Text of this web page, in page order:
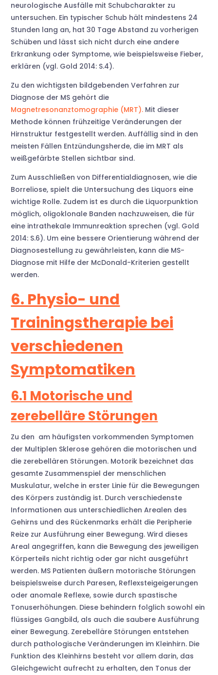
neurologische Ausfälle mit Schubcharakter zu
untersuchen. Ein typischer Schub hält mindestens 24
Stunden lang an, hat 30 Tage Abstand zu vorherigen
Schüben und lässt sich nicht durch eine andere
Erkrankung oder Symptome, wie beispielsweise Fieber,
erklären (vgl. Gold 2014: S.4).
Zu den wichtigsten bildgebenden Verfahren zur
Diagnose der MS gehört die
Magnetresonanztomographie (MRT). Mit dieser
Methode können frühzeitige Veränderungen der
Hirnstruktur festgestellt werden. Auffällig sind in den
meisten Fällen Entzündungsherde, die im MRT als
weißgefärbte Stellen sichtbar sind.
Zum Ausschließen von Differentialdiagnosen, wie die
Borreliose, spielt die Untersuchung des Liquors eine
wichtige Rolle. Zudem ist es durch die Liquorpunktion
möglich, oligoklonale Banden nachzuweisen, die für
eine intrathekale Immunreaktion sprechen (vgl. Gold
2014: S.6). Um eine bessere Orientierung während der
Diagnosestellung zu gewährleisten, kann die MS-
Diagnose mit Hilfe der McDonald-Kriterien gestellt
werden.
6. Physio- und
Trainingstherapie bei
verschiedenen
Symptomatiken
6.1 Motorische und
zerebelläre Störungen
Zu den am häufigsten vorkommenden Symptomen
der Multiplen Sklerose gehören die motorischen und
die zerebellären Störungen. Motorik bezeichnet das
gesamte Zusammenspiel der menschlichen
Muskulatur, welche in erster Linie für die Bewegungen
des Körpers zuständig ist. Durch verschiedenste
Informationen aus unterschiedlichen Arealen des
Gehirns und des Rückenmarks erhält die Peripherie
Reize zur Ausführung einer Bewegung. Wird dieses
Areal angegriffen, kann die Bewegung des jeweiligen
Körperteils nicht richtig oder gar nicht ausgeführt
werden. MS Patienten äußern motorische Störungen
beispielsweise durch Paresen, Reflexsteigeigerungen
oder anomale Reflexe, sowie durch spastische
Tonuserhöhungen. Diese behindern folglich sowohl ein
flüssiges Gangbild, als auch die saubere Ausführung
einer Bewegung. Zerebelläre Störungen entstehen
durch pathologische Veränderungen im Kleinhirn. Die
Funktion des Kleinhirns besteht vor allem darin, das
Gleichgewicht aufrecht zu erhalten, den Tonus der